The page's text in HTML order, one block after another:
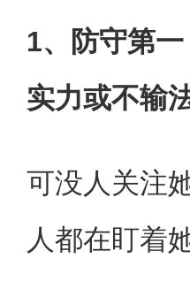
1、防守第
实力或不输
可没人关注
人都在盯着